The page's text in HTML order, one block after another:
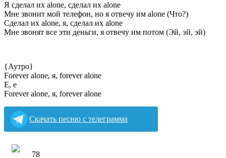
Я сделал их alone, сделал их alone
Мне звонит мой телефон, но я отвечу им alone (Что?)
Сделал их alone, я, сделал их alone
Мне звонят все эти деньги, я отвечу им потом (Эй, эй, эй)
{Аутро}
Forever alone, я, forever alone
Е, е
Forever alone, я, forever alone
Скачать песню с телеграмма
78